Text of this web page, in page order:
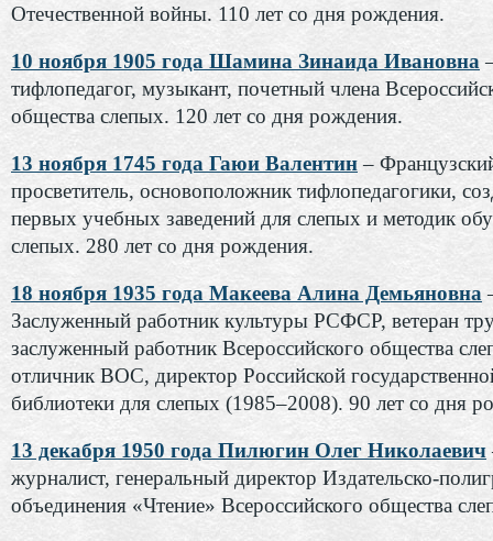
Отечественной войны. 110 лет со дня рождения.
10 ноября 1905 года Шамина Зинаида Ивановна
тифлопедагог, музыкант, почетный члена
общества слепых. 120 лет со дня рождения.
13 ноября 1745 года Гаюи Валентин–
просветитель, основоположник тифлопедагогики,
первых учебных заведений для слепых и методик
слепых. 280 лет со дня рождения.
18 ноября 1935 года Макеева Алина Демьяновна
Заслуженный работник культуры РСФСР, ветеран
заслуженный работник Всероссийского общества
отличник ВОС, директор Российской
библиотеки для слепых (1985–2008). 90 лет со дня
13 декабря 1950 года Пилюгин Олег Николаевич
журналист, генеральный директор Издательско-
объединения «Чтение» Всероссийского общества